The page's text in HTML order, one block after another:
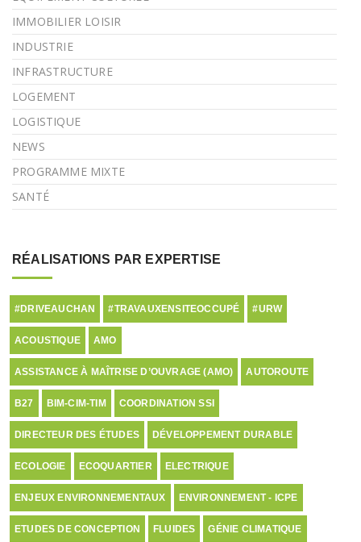
IMMOBILIER LOISIR
INDUSTRIE
INFRASTRUCTURE
LOGEMENT
LOGISTIQUE
NEWS
PROGRAMME MIXTE
SANTÉ
RÉALISATIONS PAR EXPERTISE
#DRIVEAUCHAN #TRAVAUXENSITEOCCUPÉ #URW
ACOUSTIQUE AMO
ASSISTANCE À MAÎTRISE D’OUVRAGE (AMO) AUTOROUTE
B27 BIM-CIM-TIM COORDINATION SSI
DIRECTEUR DES ÉTUDES DÉVELOPPEMENT DURABLE
ECOLOGIE ECOQUARTIER ELECTRIQUE
ENJEUX ENVIRONNEMENTAUX ENVIRONNEMENT - ICPE
ETUDES DE CONCEPTION FLUIDES GÉNIE CLIMATIQUE